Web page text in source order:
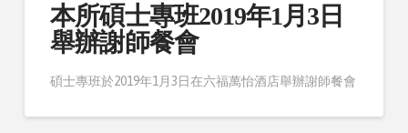
本所碩士專班2019年1月3日
舉辦謝師餐會
碩士專班於2019年1月3日在六福萬怡酒店舉辦謝師餐會